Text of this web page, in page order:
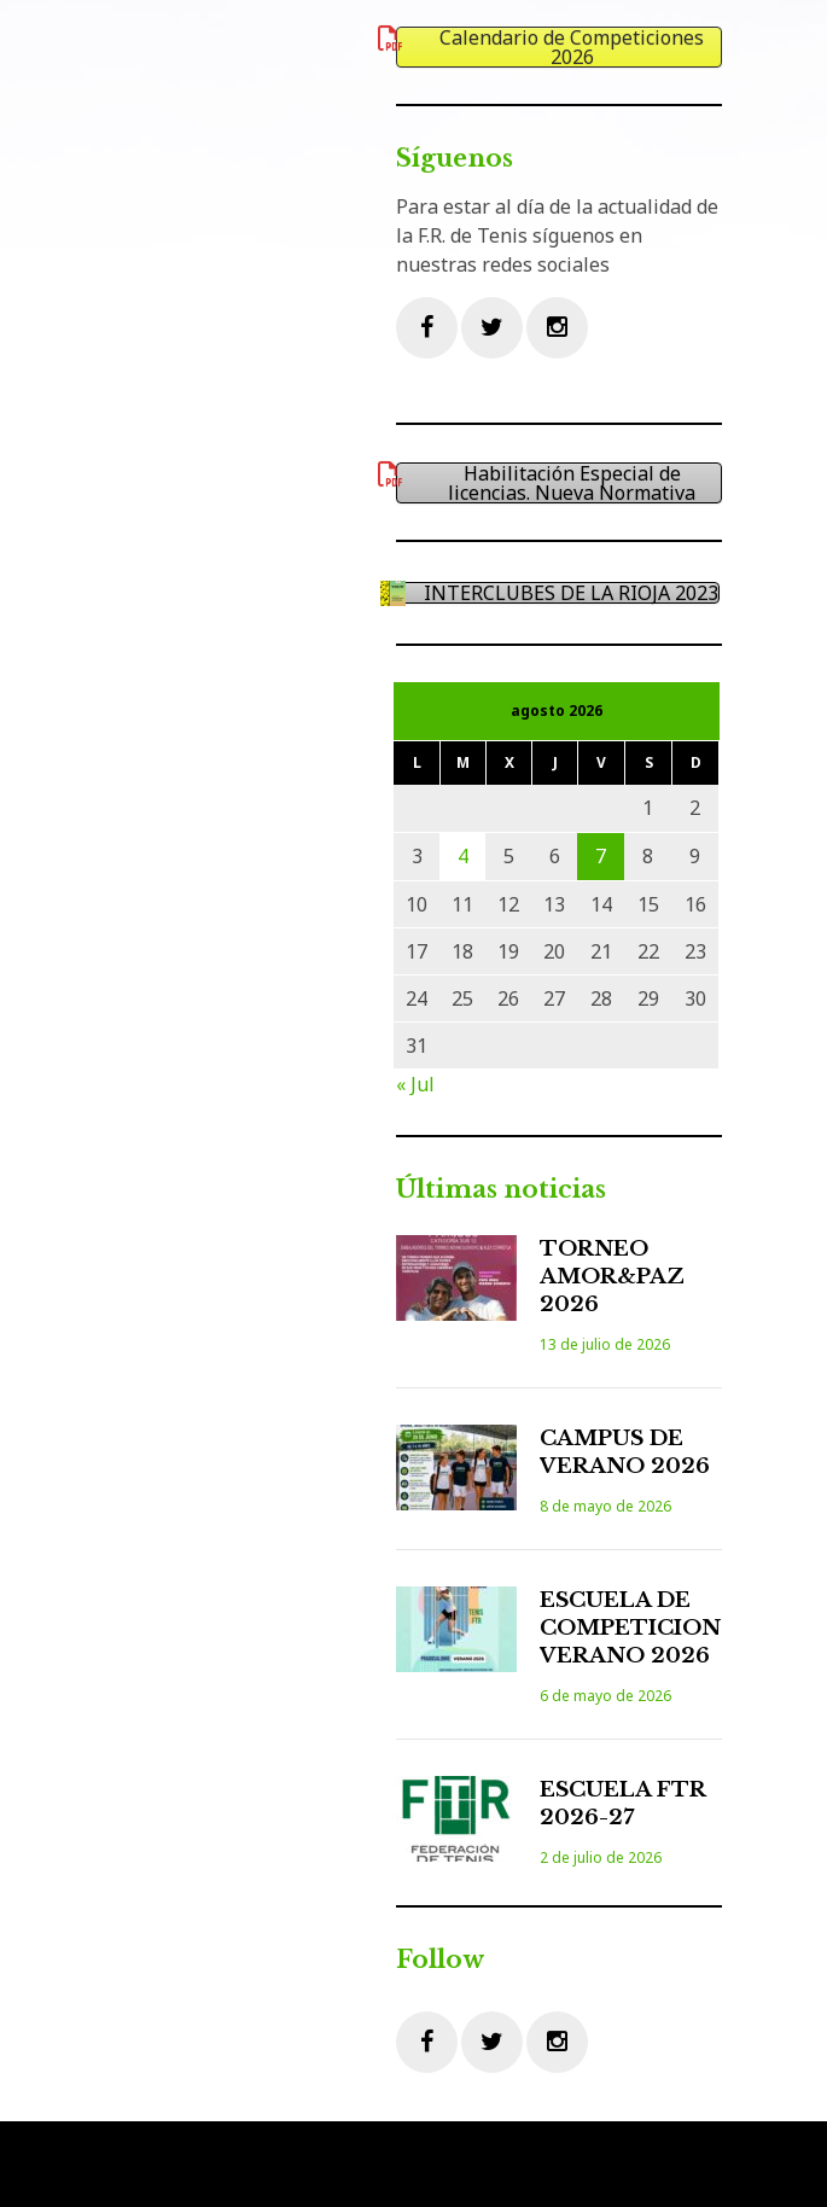
Calendario de Competiciones
2026
Síguenos
Para estar al día de la actualidad de
la F.R. de Tenis síguenos en
nuestras redes sociales
Habilitación Especial de
licencias. Nueva Normativa
INTERCLUBES DE LA RIOJA 2023
agosto 2026
L M X J V S D
1
2
3
4 5 6 7 8
9
10
11 12 13 14 15
16
17
18 19 20 21 22
23
24
25 26 27 28 29
30
31
« Jul
Últimas noticias
TORNEO
AMOR&PAZ
2026
13 de julio de 2026
CAMPUS DE
VERANO 2026
8 de mayo de 2026
ESCUELA DE
COMPETICION
VERANO 2026
6 de mayo de 2026
ESCUELA FTR
2026-27
2 de julio de 2026
Follow